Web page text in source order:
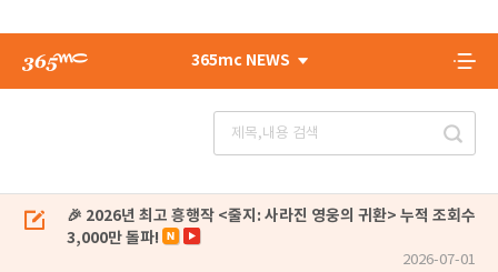
365mc NEWS
🎉 2026년 최고 흥행작 <줄지: 사라진 영웅의 귀환> 누적 조회수
3,000만 돌파!
2026-07-01